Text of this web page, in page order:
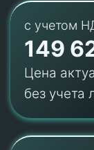
с учетом
149
Цена
без учета